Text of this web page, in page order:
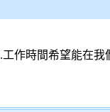
作時間希望能在